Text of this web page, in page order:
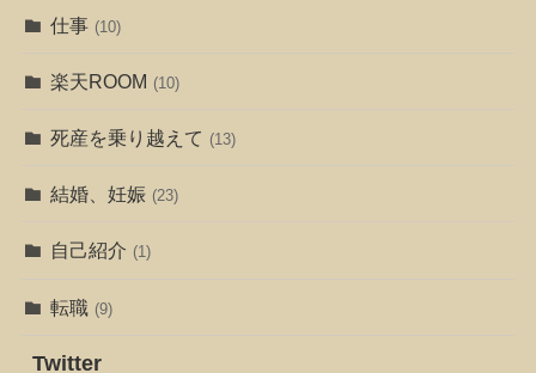
仕事 (10)
楽天ROOM (10)
死産を乗り越えて (13)
結婚、妊娠 (23)
自己紹介 (1)
転職 (9)
Twitter